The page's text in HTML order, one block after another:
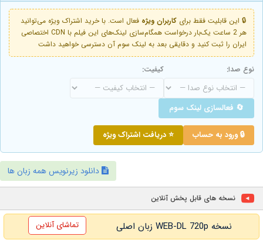
🔒 این قابلیت فقط برای کاربران ویژه فعال است. با خرید اشتراک ویژه می‌توانید
هر 2 ساعت یک‌بار درخواست همگام‌سازی لینک‌های این فیلم با CDN اختصاصی
ایران را ثبت کنید و دقایقی بعد به لینک سوم آن دسترسی خواهید داشت
نوع صدا: کیفیت:
🔄 فعالسازی لینک سوم
🔒 ورود به حساب ⭐ دریافت اشتراک ویژه
دانلود زیرنویس همه زبان ها
نسخه های قابل پخش آنلاین
نسخه WEB-DL 720p زبان اصلی تماشای آنلاین